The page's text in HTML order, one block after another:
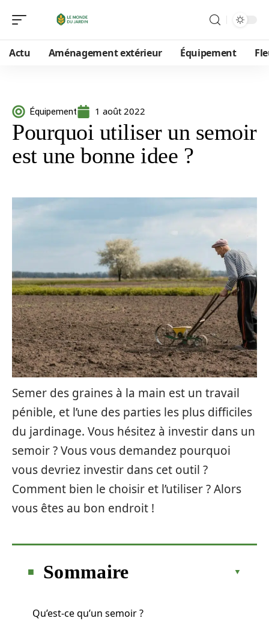
Actu Aménagement extérieur Équipement
Équipement 1 août 2022
Pourquoi utiliser un semoir
est une bonne idee ?
Semer des graines à la main est un travail
pénible, et l’une des parties les plus difficiles
du jardinage. Vous hésitez à investir dans un
semoir ? Vous vous demandez pourquoi
vous devriez investir dans cet outil ?
Comment bien le choisir et l’utiliser ? Alors
vous êtes au bon endroit !
Sommaire
Qu’est-ce qu’un semoir ?